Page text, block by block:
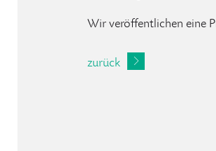
Wir veröffentlichen eine
zurück